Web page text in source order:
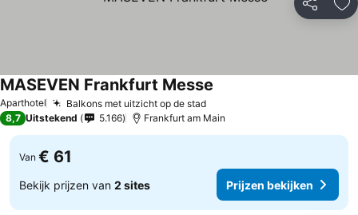
Delen
Aparthotel Balkons met uitzicht op de stadPrijzen bekijken
MASEVEN Frankfurt Messe
8,7 Uitstekend 5.166 Frankfurt am Main
Van € 61
Bekijk prijzen van 2 sites Prijzen bekijken